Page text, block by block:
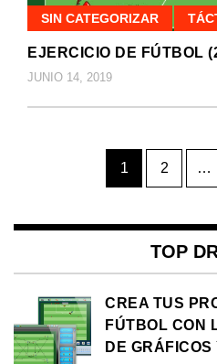
SIN CATEGORIZAR
EJERCICIO DE FÚTBOL
JUNIO 14, 2019
Paginación
entradas
Page
1 Page
2 …
TOP
CREA TUS
FÚTBOL CON
DE